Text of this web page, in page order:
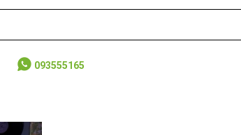
093555165